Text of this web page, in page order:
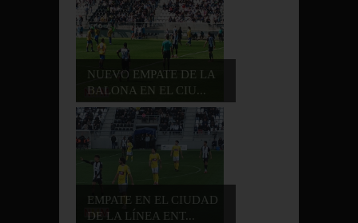
NUEVO EMPATE DE LA
BALONA EN EL CIU...
EMPATE EN EL CIUDAD
DE LA LÍNEA ENT...